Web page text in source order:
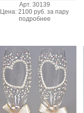
Арт. 30139
Цена: 2100 руб. за пару
подробнее